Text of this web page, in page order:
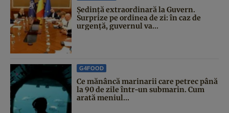
Şedinţă extraordinară la Guvern.
Surprize pe ordinea de zi: în caz de
urgență, guvernul va...
G4FOOD
Ce mănâncă marinarii care petrec până
la 90 de zile într-un submarin. Cum
arată meniul...